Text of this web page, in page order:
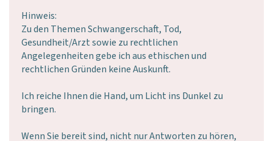
Hinweis:
Zu den Themen Schwangerschaft, Tod,
Gesundheit/Arzt sowie zu rechtlichen
Angelegenheiten gebe ich aus ethischen und
rechtlichen Gründen keine Auskunft.
Ich reiche Ihnen die Hand, um Licht ins Dunkel zu
bringen.
Wenn Sie bereit sind, nicht nur Antworten zu hören,